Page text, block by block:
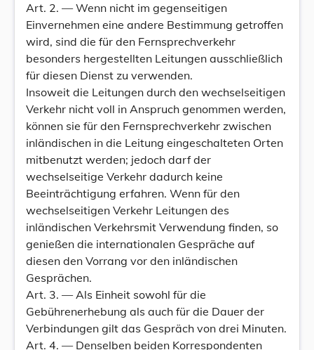
Art. 2. — Wenn nicht im gegenseitigen
Einvernehmen eine andere Bestimmung getroffen
wird, sind die für den Fernsprechverkehr
besonders hergestellten Leitungen ausschließlich
für diesen Dienst zu verwenden.
Insoweit die Leitungen durch den wechselseitigen
Verkehr nicht voll in Anspruch genommen werden,
können sie für den Fernsprechverkehr zwischen
inländischen in die Leitung eingeschalteten Orten
mitbenutzt werden; jedoch darf der
wechselseitige Verkehr dadurch keine
Beeinträchtigung erfahren. Wenn für den
wechselseitigen Verkehr Leitungen des
inländischen Verkehrsmit Verwendung finden, so
genießen die internationalen Gespräche auf
diesen den Vorrang vor den inländischen
Gesprächen.
Art. 3. — Als Einheit sowohl für die
Gebührenerhebung als auch für die Dauer der
Verbindungen gilt das Gespräch von drei Minuten.
Art. 4. — Denselben beiden Korrespondenten